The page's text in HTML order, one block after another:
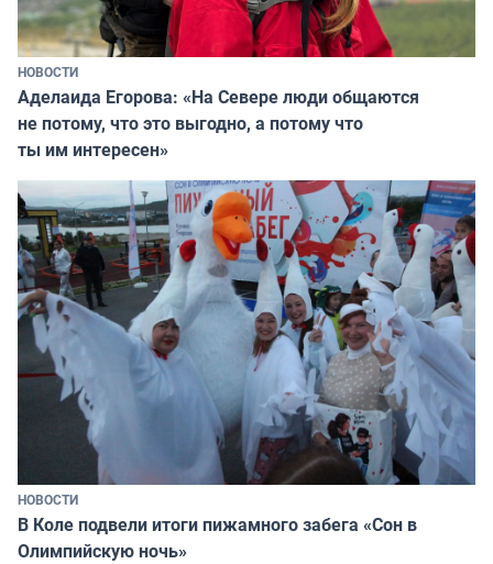
НОВОСТИ
Аделаида Егорова: «На Севере люди общаются
не потому, что это выгодно, а потому что
ты им интересен»
НОВОСТИ
В Коле подвели итоги пижамного забега «Сон в
Олимпийскую ночь»